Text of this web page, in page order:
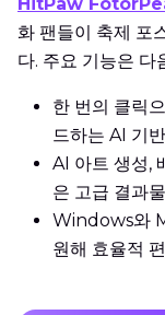
화 팬들이 축제 포
다. 주요 기능은 다
한 번의 클릭
드하는 AI 기
AI 아트 생성,
은 고급 결과
Windows와
원해 효율적